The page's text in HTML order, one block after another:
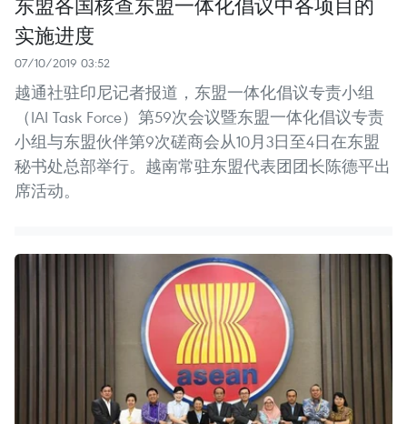
实施进度
07/10/2019 03:52
越通社驻印尼记者报道，东盟一体化倡议专责小组
（IAI Task Force）第59次会议暨东盟一体化倡议专责
小组与东盟伙伴第9次磋商会从10月3日至4日在东盟
秘书处总部举行。越南常驻东盟代表团团长陈德平出
席活动。